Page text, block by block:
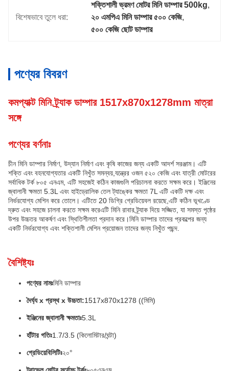
বিশেষভাবে তুলে ধরা:
শক্তিশালী ভ্রমণ মোটর মিনি ডাম্পার 500kg,
২০ এমপিএ মিনি ডাম্পার ৫০০ কেজি,
৫০০ কেজি ছোট ডাম্পার
পণ্যের বিবরণ
কমপ্যাক্ট মিনি ট্র্যাক ডাম্পার 1517x870x1278mm মাত্রা
সঙ্গে
পণ্যের বর্ণনাঃ
চীন মিনি ডাম্পার নির্মাণ, উদ্যান নির্মাণ এবং কৃষি কাজের জন্য একটি আদর্শ সরঞ্জাম। এটি
শক্তি এবং বহনযোগ্যতার একটি নিখুঁত সমন্বয়,যন্ত্রের ওজন ৫২০ কেজি এবং যাত্রী মোটরের
সর্বাধিক টর্ক ৮০৫ এনএম, এটি সহজেই কঠিন কাজগুলি পরিচালনা করতে সক্ষম করে। ইঞ্জিনের
জ্বালানী ক্ষমতা 5.3L এবং হাইড্রোলিক তেল ট্যাঙ্কের ক্ষমতা 7L এটি একটি দক্ষ এবং
নির্ভরযোগ্য মেশিন করে তোলে। এটিতে 20 ডিগ্রি গ্রেডিয়েবল রয়েছে,এটি কঠিন ভূখণ্ডে
দ্রুত এবং সহজে চালনা করতে সক্ষম করেএটি মিনি রাবার ট্র্যাক দিয়ে সজ্জিত, যা সমস্ত পৃষ্ঠের
উপর উচ্চতর আকর্ষণ এবং স্থিতিশীলতা প্রদান করে।মিনি ডাম্পার তাদের প্রকল্পের জন্য
একটি নির্ভরযোগ্য এবং শক্তিশালী মেশিন প্রয়োজন তাদের জন্য নিখুঁত পছন্দ.
বৈশিষ্ট্যঃ
পণ্যের নামঃমিনি ডাম্পার
দৈর্ঘ্য x প্রস্থ x উচ্চতা:1517x870x1278 ((মিমি)
ইঞ্জিনের জ্বালানী ক্ষমতাঃ5.3L
হাঁটার গতিঃ1.7/3.5 (কিলোমিটার/ঘন্টা)
গ্রেডিয়েবিলিটিঃ২০°